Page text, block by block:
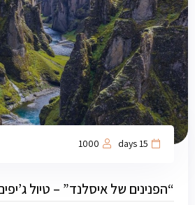
15 days
1000
“הפנינים של איסלנד” – טיול ג’יפים